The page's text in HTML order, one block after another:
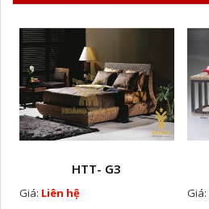
HTT- G3
Giá: Liên hệ Giá: